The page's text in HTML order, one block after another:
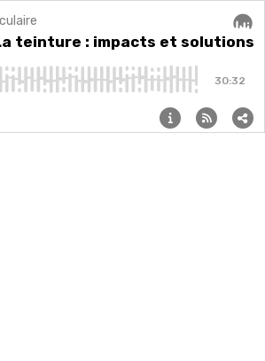
2 - La teinture : impacts et solutions
teinture : impacts et solutions
30:32